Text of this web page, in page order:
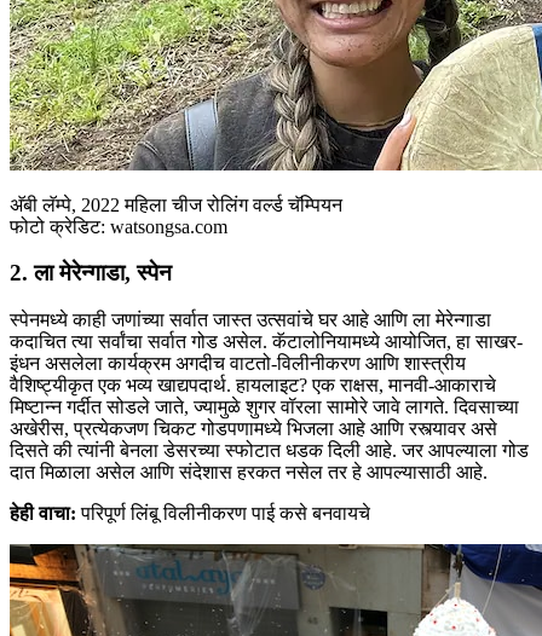
अ‍ॅबी लॅम्पे, 2022 महिला चीज रोलिंग वर्ल्ड चॅम्पियन
फोटो क्रेडिट: watsongsa.com
2. ला मेरेन्गाडा, स्पेन
स्पेनमध्ये काही जणांच्या सर्वात जास्त उत्सवांचे घर आहे आणि ला मेरेन्गाडा
कदाचित त्या सर्वांचा सर्वात गोड असेल. कॅटालोनियामध्ये आयोजित, हा साखर-
इंधन असलेला कार्यक्रम अगदीच वाटतो-विलीनीकरण आणि शास्त्रीय
वैशिष्ट्यीकृत एक भव्य खाद्यपदार्थ. हायलाइट? एक राक्षस, मानवी-आकाराचे
मिष्टान्न गर्दीत सोडले जाते, ज्यामुळे शुगर वॉरला सामोरे जावे लागते. दिवसाच्या
अखेरीस, प्रत्येकजण चिकट गोडपणामध्ये भिजला आहे आणि रस्त्यावर असे
दिसते की त्यांनी बेनला डेसरच्या स्फोटात धडक दिली आहे. जर आपल्याला गोड
दात मिळाला असेल आणि संदेशास हरकत नसेल तर हे आपल्यासाठी आहे.
हेही वाचा: परिपूर्ण लिंबू विलीनीकरण पाई कसे बनवायचे